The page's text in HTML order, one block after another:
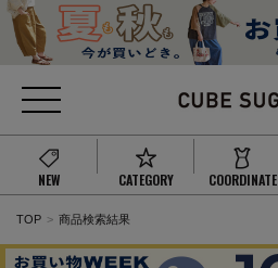
NEW CATEGORY COORDINATE
TOP 商品検索結果